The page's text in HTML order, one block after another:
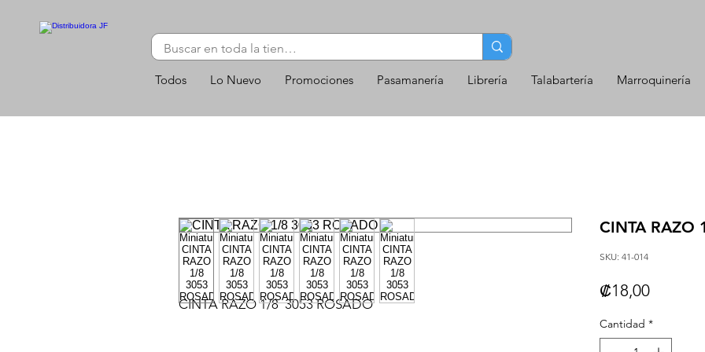
Todos Lo Nuevo Promociones Pasamanería Librería Talabartería Marroquinería
CINTA RAZO 1/8  3053 ROSADO
CINTA RAZO
SKU: 41-014
₡18,00Precio
Cantidad *